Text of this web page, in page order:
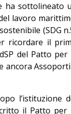
ha sottolineato
lavoro
(SDG
ricordare il
del Patto per
ancora
l’istituzione
il Patto per